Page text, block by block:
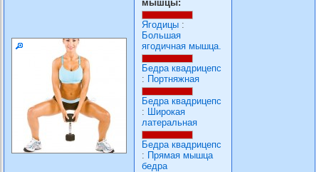
мышцы:
Ягодицы :
Большая
ягодичная мышца.
Бедра квадрицепс
: Портняжная
Бедра квадрицепс
: Широкая
латеральная
Бедра квадрицепс
: Прямая мышца
бедра